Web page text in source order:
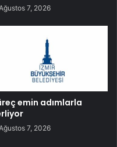
7, 2026
emin adımlarla
7, 2026